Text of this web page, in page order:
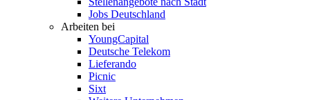
Jobs Deutschland
Arbeiten bei
YoungCapital
Deutsche Telekom
Lieferando
Picnic
Sixt